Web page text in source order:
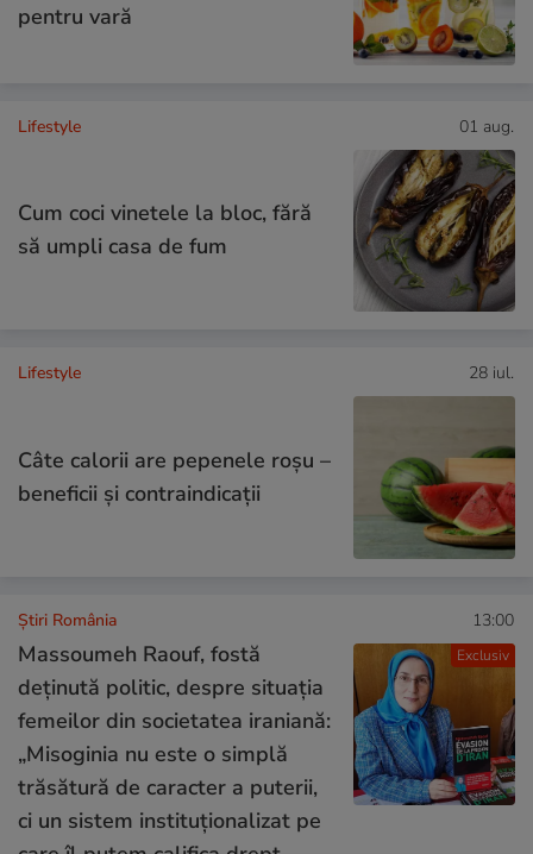
pentru vară
Lifestyle 01 aug.
Cum coci vinetele la bloc, fără
să umpli casa de fum
Lifestyle 28 iul.
Câte calorii are pepenele roșu –
beneficii și contraindicații
Exclusiv
Știri România 13:00
Massoumeh Raouf, fostă
deținută politic, despre situația
femeilor din societatea iraniană:
„Misoginia nu este o simplă
trăsătură de caracter a puterii,
ci un sistem instituționalizat pe